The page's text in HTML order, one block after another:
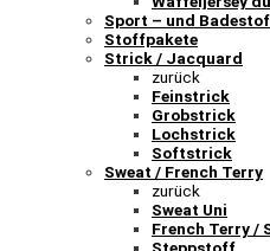
Sport – und
Stoffpakete
Strick / Jacquard
zurück
Feinstrick
Grobstrick
Lochstrick
Softstrick
Sweat / French Terry
zurück
Sweat Uni
French Terry /